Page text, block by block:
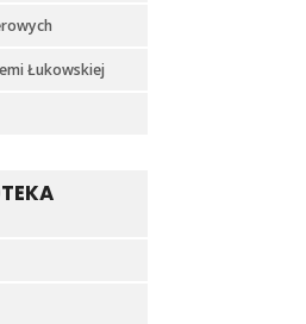
Łukowskiej